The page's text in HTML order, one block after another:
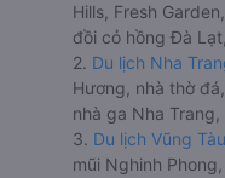
Hills, Fresh
đồi cỏ hồng Đà
2. Du lịch Nha
Hương, nhà thờ
nhà ga Nha
3. Du lịch Vũng
mũi Nghinh